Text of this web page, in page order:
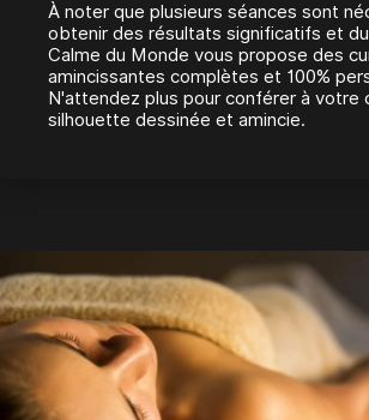
À noter que plusieurs séances sont
obtenir des résultats significatifs et
Calme du Monde vous propose des
amincissantes complètes et 100%
N'attendez plus pour conférer à votre
silhouette dessinée et amincie.